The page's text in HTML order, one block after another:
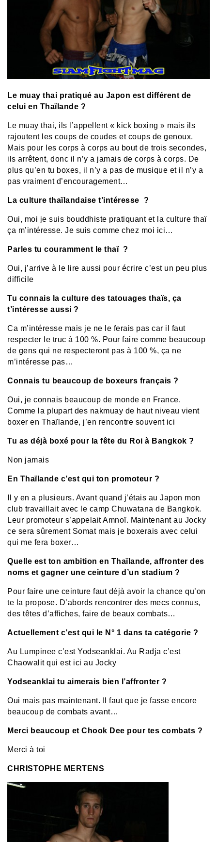
Le muay thai pratiqué au Japon est différent de
celui en Thaïlande ?
Le muay thai, ils l’appellent « kick boxing » mais ils
rajoutent les coups de coudes et coups de genoux.
Mais pour les corps à corps au bout de trois secondes,
ils arrêtent, donc il n’y a jamais de corps à corps. De
plus qu’en tu boxes, il n’y a pas de musique et il n’y a
pas vraiment d’encouragement…
La culture thaïlandaise t’intéresse ?
Oui, moi je suis bouddhiste pratiquant et la culture thaï
ça m’intéresse. Je suis comme chez moi ici…
Parles tu couramment le thaï ?
Oui, j’arrive à le lire aussi pour écrire c’est un peu plus
difficile
Tu connais la culture des tatouages thaïs, ça
t’intéresse aussi ?
Ca m’intéresse mais je ne le ferais pas car il faut
respecter le truc à 100 %. Pour faire comme beaucoup
de gens qui ne respecteront pas à 100 %, ça ne
m’intéresse pas…
Connais tu beaucoup de boxeurs français ?
Oui, je connais beaucoup de monde en France.
Comme la plupart des nakmuay de haut niveau vient
boxer en Thaïlande, j’en rencontre souvent ici
Tu as déjà boxé pour la fête du Roi à Bangkok ?
Non jamais
En Thaïlande c’est qui ton promoteur ?
Il y en a plusieurs. Avant quand j’étais au Japon mon
club travaillait avec le camp Chuwatana de Bangkok.
Leur promoteur s’appelait Amnoï. Maintenant au Jocky
ce sera sûrement Somat mais je boxerais avec celui
qui me fera boxer…
Quelle est ton ambition en Thaïlande, affronter des
noms et gagner une ceinture d’un stadium ?
Pour faire une ceinture faut déjà avoir la chance qu’on
te la propose. D’abords rencontrer des mecs connus,
des têtes d’affiches, faire de beaux combats…
Actuellement c’est qui le N° 1 dans ta catégorie ?
Au Lumpinee c’est Yodseanklai. Au Radja c’est
Chaowalit qui est ici au Jocky
Yodseanklai tu aimerais bien l’affronter ?
Oui mais pas maintenant. Il faut que je fasse encore
beaucoup de combats avant…
Merci beaucoup et Chook Dee pour tes combats ?
Merci à toi
CHRISTOPHE MERTENS